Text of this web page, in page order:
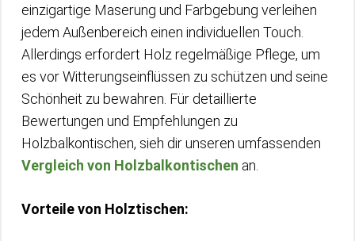
einzigartige Maserung und Farbgebung verleihen
jedem Außenbereich einen individuellen Touch.
Allerdings erfordert Holz regelmäßige Pflege, um
es vor Witterungseinflüssen zu schützen und seine
Schönheit zu bewahren. Für detaillierte
Bewertungen und Empfehlungen zu
Holzbalkontischen, sieh dir unseren umfassenden
Vergleich von Holzbalkontischen an.
Vorteile von Holztischen: